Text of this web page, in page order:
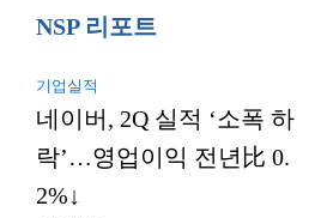
NSP 리포트
기업실적
네이버, 2Q 실적 ‘소폭 하
락’…영업이익 전년比 0.
2%↓